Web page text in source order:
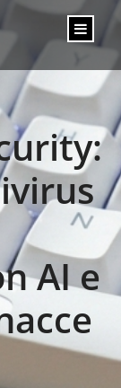
AI e